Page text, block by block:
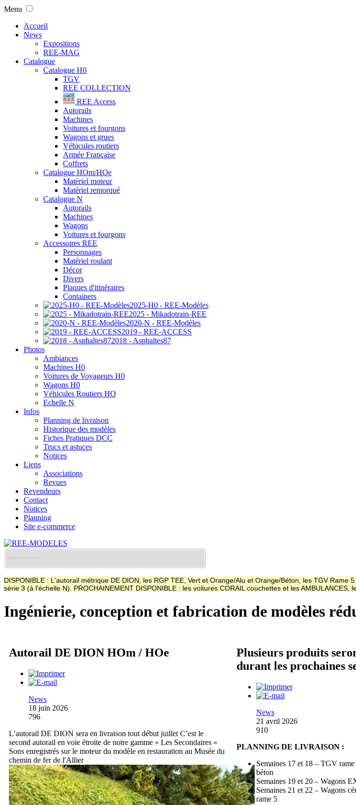
Menu
Accueil
News
Expositions
REE-MAG
Catalogue
Catalogue H0
TGV
REE COLLECTION
REE Access
Autorails
Machines
Voitures et fourgons
Wagons et grues
Véhicules routiers
Armée Française
Coffrets
Catalogue HOm/HOe
Matériel moteur
Matériel remorqué
Catalogue N
Autorails
Machines
Wagons
Voitures et fourgons
Accessoires REE
Personnages
Matériel roulant
Décor
Divers
Plaques d'itinéraires
Containers
2025-H0 - REE-Modèles
2025 - Mikadotrain-REE
2020-N - REE-Modèles
2019 - REE-ACCESS
2018 - Asphaltes87
Photos
Ambiances
Machines H0
Voitures de Voyageurs H0
Wagons H0
Véhicules Routiers HO
Echelle N
Infos
Planning de livraison
Historique des modèles
Fiches Pratiques DCC
Trucs et astuces
Notices
Liens
Associations
Revues
Revendeurs
Contact
Notices
Planning
Site e-commerce
DISPONIBLE : L'autorail métrique DE DION, les RGP TEE, Vert et Orange/Alu et Orange/Béton, les TGV
série 3 (à l'échelle N). PROCHAINEMENT DISPONIBLE : les voitures CORAIL couchettes et les AMBULANCES,
Ingénierie, conception et fabrication de modèles
Autorail DE DION HOm / HOe
News
18 juin 2026
796
L’autorail DE DION sera en livraison tout début juillet C’est le
second autorail en voie étroite de notre gamme « Les Secondaires »
Sons enregistrés sur le moteur du modèle en restauration au Musée du
chemin de fer de l'Allier
Plusieurs produits
durant les prochaines
News
21 avril 2026
910
PLANNING DE LIVRAISON :
Semaines 17 et 18 – TGV
béton
Semaines 19 et 20 – Wagons
Semaines 21 et 22 – Wagons
rame 5